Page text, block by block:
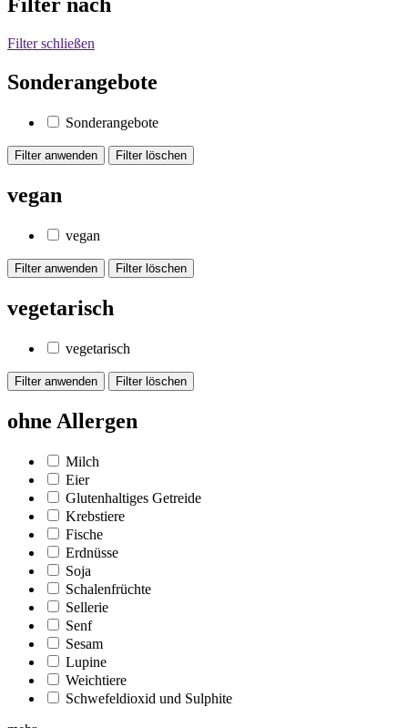
Filter nach
Filter schließen
Sonderangebote
Sonderangebote
vegan
vegan
vegetarisch
vegetarisch
ohne Allergen
Milch
Eier
Glutenhaltiges Getreide
Krebstiere
Fische
Erdnüsse
Soja
Schalenfrüchte
Sellerie
Senf
Sesam
Lupine
Weichtiere
Schwefeldioxid und Sulphite